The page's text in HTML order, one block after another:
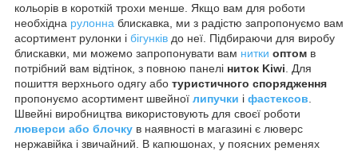
кольорів в короткій трохи менше. Якщо вам для роботи
необхідна рулонна блискавка, ми з радістю запропонуємо вам
асортимент рулонки і бігунків до неї. Підбираючи для виробу
блискавки, ми можемо запропонувати вам нитки оптом в
потрібний вам відтінок, з повною панелі ниток Kiwi . Для
пошиття верхнього одягу або туристичного спорядження
пропонуємо асортимент швейної липучки і фастексов
Швейні виробництва використовують для своєї роботи
люверси або блочку в наявності в магазині є люверс
нержавійка і звичайний. В капюшонах, у поясних ременях